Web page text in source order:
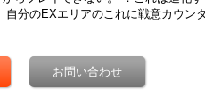
自分のEXエリアのこれに戦意カウン